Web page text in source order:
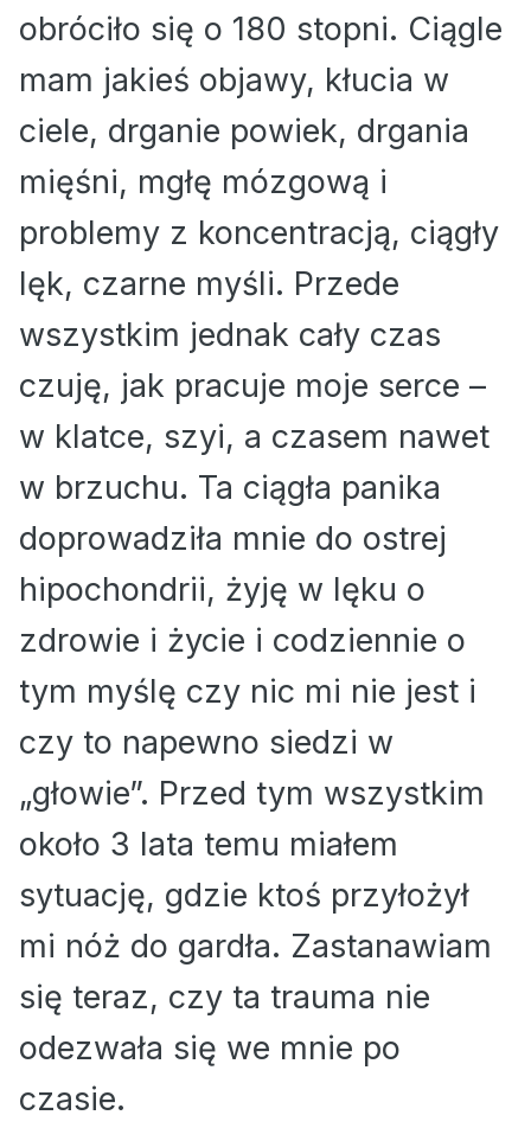
obróciło się o 180 stopni. Ciągle
mam jakieś objawy, kłucia w
ciele, drganie powiek, drgania
mięśni, mgłę mózgową i
problemy z koncentracją, ciągły
lęk, czarne myśli. Przede
wszystkim jednak cały czas
czuję, jak pracuje moje serce –
w klatce, szyi, a czasem nawet
w brzuchu. Ta ciągła panika
doprowadziła mnie do ostrej
hipochondrii, żyję w lęku o
zdrowie i życie i codziennie o
tym myślę czy nic mi nie jest i
czy to napewno siedzi w
„głowie”. Przed tym wszystkim
około 3 lata temu miałem
sytuację, gdzie ktoś przyłożył
mi nóż do gardła. Zastanawiam
się teraz, czy ta trauma nie
odezwała się we mnie po
czasie.